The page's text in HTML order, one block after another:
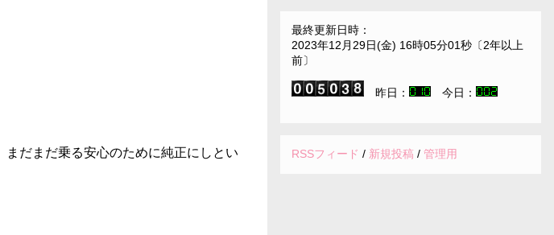
だまだ乗る安心のために純正にしとい
最終更新日時：
2023年12月29日(金) 16時05分01秒〔2年以上
前〕
昨日： 今日：
RSSフィード / 新規投稿 /管理用